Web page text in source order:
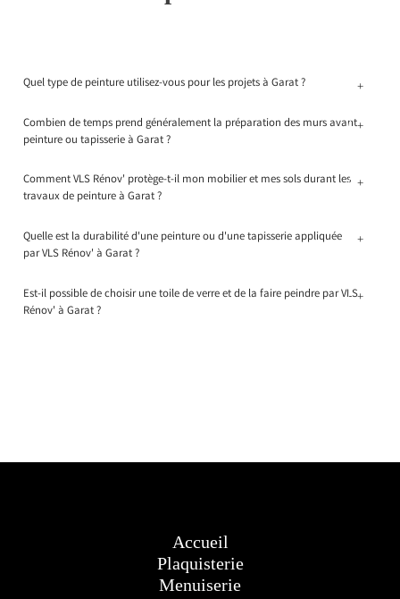
Quel type de peinture utilisez-vous pour les projets à Garat ? +
Combien de temps prend généralement la préparation des murs avant
peinture ou tapisserie à Garat ?
+
Comment VLS Rénov' protège-t-il mon mobilier et mes sols durant les
travaux de peinture à Garat ?
+
Quelle est la durabilité d'une peinture ou d'une tapisserie appliquée
par VLS Rénov' à Garat ?
+
Est-il possible de choisir une toile de verre et de la faire peindre par VLS
Rénov' à Garat ?
+
Accueil
Plaquisterie
Menuiserie